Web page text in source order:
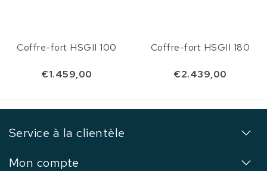
Coffre-fort HSGII 100
€1.459,00
Coffre-fort HSGII 180
€2.439,00
Service à la clientèle
Mon compte